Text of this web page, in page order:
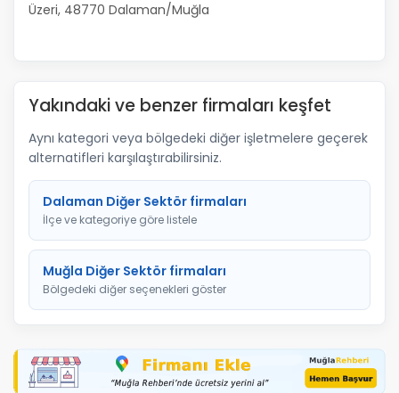
Üzeri, 48770 Dalaman/Muğla
Yakındaki ve benzer firmaları keşfet
Aynı kategori veya bölgedeki diğer işletmelere geçerek
alternatifleri karşılaştırabilirsiniz.
Dalaman Diğer Sektör firmaları
İlçe ve kategoriye göre listele
Muğla Diğer Sektör firmaları
Bölgedeki diğer seçenekleri göster